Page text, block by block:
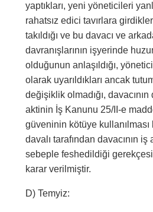
yaptıkları, yeni yöneticileri
rahatsız edici tavırlara
takıldığı ve bu davacı ve
davranışlarının işyerinde
olduğunun anlaşıldığı,
olarak uyarıldıkları ancak
değişiklik olmadığı, davacının
aktinin İş Kanunu 25/II-e
güveninin kötüye kullanılması
davalı tarafından davacının
sebeple feshedildiği
karar verilmiştir.
D) Temyiz: